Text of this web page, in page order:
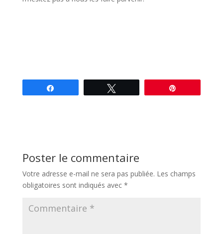
Poster le commentaire
Votre adresse e-mail ne sera pas publiée. Les champs
obligatoires sont indiqués avec *